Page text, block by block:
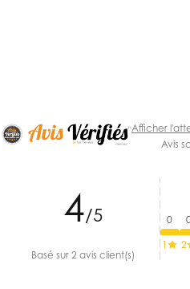
Afficher
Avis
4/5
Basé sur 2 avis client(s)
0
1 2